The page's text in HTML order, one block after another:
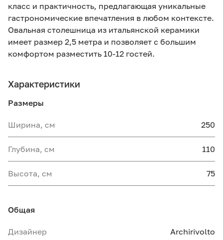
класс и практичность, предлагающая уникальные
гастрономические впечатления в любом контексте.
Овальная столешница из итальянской керамики
имеет размер 2,5 метра и позволяет с большим
комфортом разместить 10-12 гостей.
Характеристики
Размеры
Ширина, см 250
Глубина, см 110
Высота, см 75
Общая
Дизайнер Archirivolto